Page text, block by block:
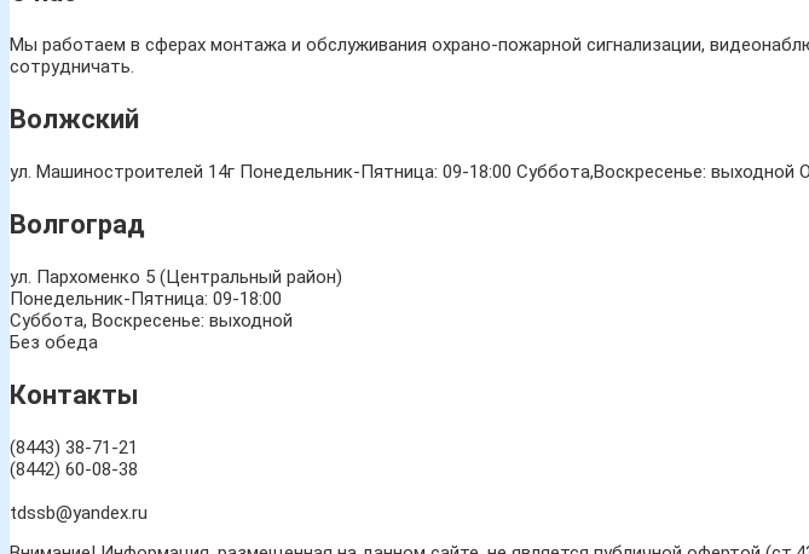
Мы работаем в сферах монтажа и обслуживания охрано-пожарной сигнализации,
сотрудничать.
Волжский
ул. Машиностроителей 14г Понедельник-Пятница: 09-18:00 Суббота,Воскресенье: выходной
Волгоград
ул. Пархоменко 5 (Центральный район)
Понедельник-Пятница: 09-18:00
Суббота, Воскресенье: выходной
Без обеда
Контакты
(8443) 38-71-21
(8442) 60-08-38
tdssb@yandex.ru